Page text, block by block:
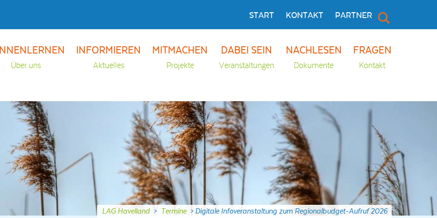
START KONTAKT PARTNER
Über uns
INFORMIEREN
Aktuelles
MITMACHEN
Projekte
DABEI SEIN
Veranstaltungen
NACHLESEN
Dokumente
FRAGEN
Kontakt
LAG Havelland > Termine > Digitale Infoveranstaltung zum Regionalbudget-Aufruf 2026